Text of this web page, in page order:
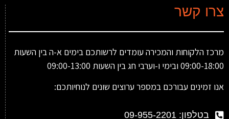
צרו קשר
מרכז הלקוחות והמכירה עומדים לרשותכם בימים א-ה בין השעות
09:00-18:00 ובימי ו-וערבי חג בין השעות 09:00-13:00
אנו זמינים עבורכם במספר ערוצים שונים לנוחיותכם:
בטלפון: 09-955-2201